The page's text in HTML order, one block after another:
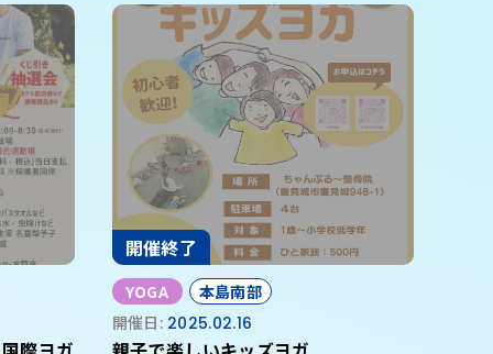
開催終了
YOGA
本島南部
開催日: 2025.02.16